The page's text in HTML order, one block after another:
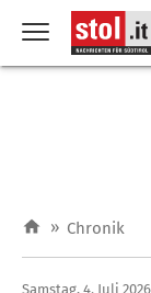
» Chronik
Samstag, 4. Juli 2026